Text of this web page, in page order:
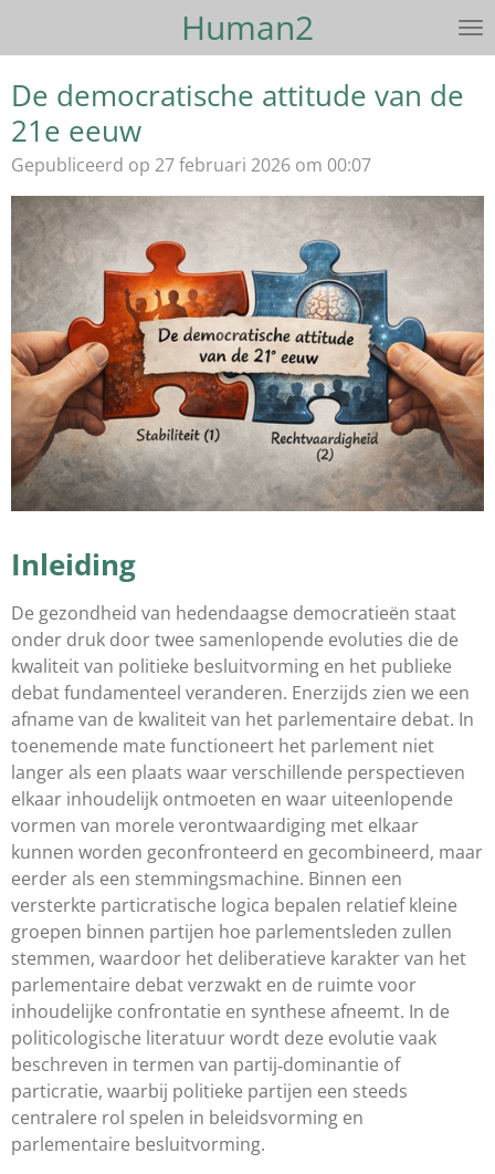
de
hoofdinhoud
Human2
De democratische attitude van de
21e eeuw
Gepubliceerd op 27 februari 2026 om 00:07
Inleiding
De gezondheid van hedendaagse democratieën staat
onder druk door twee samenlopende evoluties die de
kwaliteit van politieke besluitvorming en het publieke
debat fundamenteel veranderen. Enerzijds zien we een
afname van de kwaliteit van het parlementaire debat. In
toenemende mate functioneert het parlement niet
langer als een plaats waar verschillende perspectieven
elkaar inhoudelijk ontmoeten en waar uiteenlopende
vormen van morele verontwaardiging met elkaar
kunnen worden geconfronteerd en gecombineerd, maar
eerder als een stemmingsmachine. Binnen een
versterkte particratische logica bepalen relatief kleine
groepen binnen partijen hoe parlementsleden zullen
stemmen, waardoor het deliberatieve karakter van het
parlementaire debat verzwakt en de ruimte voor
inhoudelijke confrontatie en synthese afneemt. In de
politicologische literatuur wordt deze evolutie vaak
beschreven in termen van partij‑dominantie of
particratie, waarbij politieke partijen een steeds
centralere rol spelen in beleidsvorming en
parlementaire besluitvorming.